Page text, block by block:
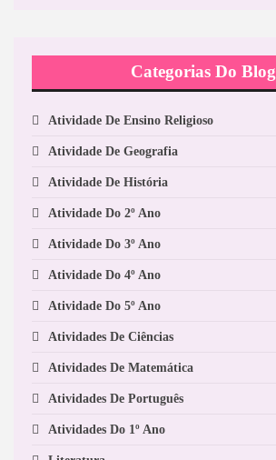
Categorias Do Blog
Atividade De Ensino Religioso
Atividade De Geografia
Atividade De História
Atividade Do 2º Ano
Atividade Do 3º Ano
Atividade Do 4º Ano
Atividade Do 5º Ano
Atividades De Ciências
Atividades De Matemática
Atividades De Português
Atividades Do 1º Ano